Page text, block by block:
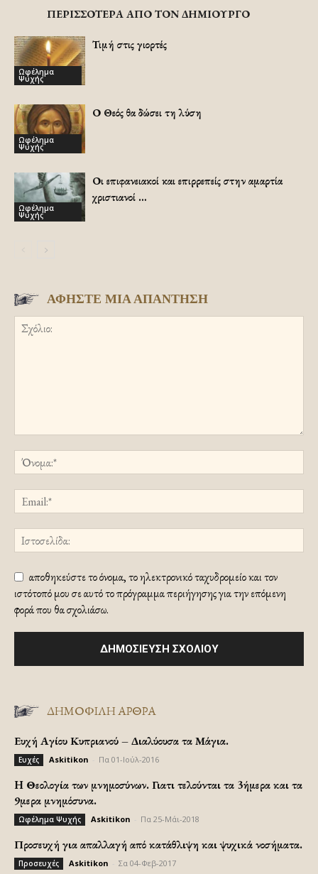
ΠΕΡΙΣΣΟΤΕΡΑ ΑΠΟ ΤΟΝ ΔΗΜΙΟΥΡΓΟ
Ωφέλημα
Ψυχής
Τιμή στις γιορτές
Ωφέλημα
Ψυχής
Ο Θεός θα δώσει τη λύση
Ωφέλημα
Ψυχής
Οι επιφανειακοί και επιρρεπείς στην αμαρτία
χριστιανοί …
ΑΦΗΣΤΕ ΜΙΑ ΑΠΑΝΤΗΣΗ
αποθηκεύστε το όνομα, το ηλεκτρονικό ταχυδρομείο και τον
ιστότοπό μου σε αυτό το πρόγραμμα περιήγησης για την επόμενη
φορά που θα σχολιάσω.
ΔΗΜΟΦΙΛΗ ΑΡΘΡΑ
Ευχή Αγίου Κυπριανού – Διαλύουσα τα Μάγια.
Ευχές Askitikon Πα 01-Ιούλ-2016
H Θεολογία των μνημοσύνων. Γιατι τελούνται τα 3ήμερα και τα
9μερα μνημόσυνα.
Ωφέλημα Ψυχής Askitikon Πα 25-Μάι-2018
Προσευχή για απαλλαγή από κατάθλιψη και ψυχικά νοσήματα.
Προσευχές Askitikon Σα 04-Φεβ-2017